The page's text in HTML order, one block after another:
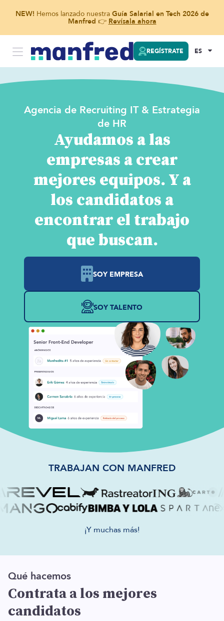
NEW! Hemos lanzado nuestra Guía Salarial en Tech 2026 de
Manfred 👉 Revísala ahora
REGÍSTRATE ES
Ayudamos a las
empresas a crear
mejores equipos. Y a
los candidatos a
encontrar el trabajo
que buscan.
Agencia de Recruiting IT & Estrategia
de HR
SOY EMPRESA
SOY TALENTO
TRABAJAN CON MANFRED
¡Y muchas más!
Qué hacemos
Contrata a los mejores
candidatos